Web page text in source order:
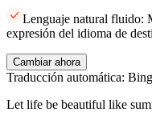
Lenguaje natural fluido:
expresión del idioma de
Cambiar ahora
Traducción automática: Bing
Let life be beautiful like